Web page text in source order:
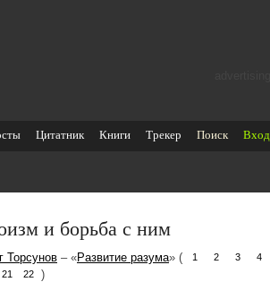
Цитатник Книги Трекер Поиск Вход
и борьба с ним
Торсунов – «Развитие разума» ( 1 2 3 4
21
22 )